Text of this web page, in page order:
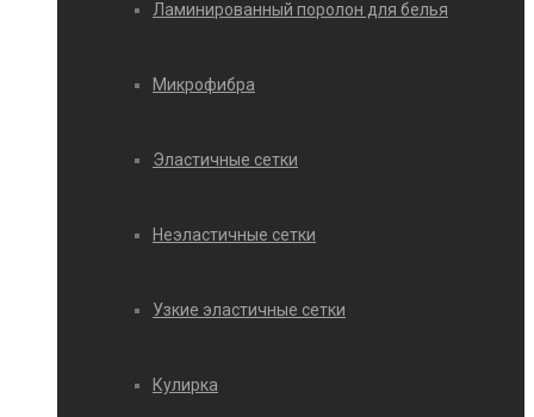
Ламинированный поролон для белья
Микрофибра
Эластичные сетки
Неэластичные сетки
Узкие эластичные сетки
Кулирка